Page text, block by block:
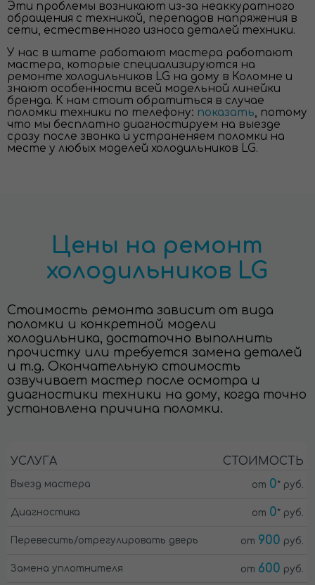
Эти проблемы возникают из-за неаккуратного
обращения с техникой, перепадов напряжения в
сети, естественного износа деталей техники.
У нас в штате работают мастера работают
мастера, которые специализируются на
ремонте холодильников LG на дому в Коломне и
знают особенности всей модельной линейки
бренда. К нам стоит обратиться в случае
поломки техники по телефону: показать, потому
что мы бесплатно диагностируем на выезде
сразу после звонка и устраненяем поломки на
месте у любых моделей холодильников LG.
Цены на ремонт
холодильников LG
Стоимость ремонта зависит от вида
поломки и конкретной модели
холодильника, достаточно выполнить
прочистку или требуется замена деталей
и т.д. Окончательную стоимость
озвучивает мастер после осмотра и
диагностики техники на дому, когда точно
установлена причина поломки.
УСЛУГА СТОИМОСТЬ
Выезд мастера от 0* руб.
Диагностика от 0* руб.
Перевесить/отрегулировать дверь от 900 руб.
Замена уплотнителя от 600 руб.